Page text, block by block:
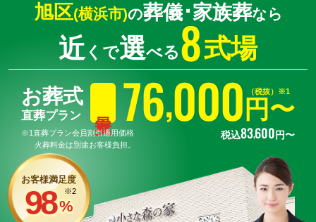
旭区(横浜市)の葬儀･家族葬なら
近 くで選べる8式場
お葬式
直葬プラン 76,000 円〜
（税抜）※1
税込83,600 円〜
※1直葬プラン会員割引適用価格
火葬料金は別途お客様負担。
お客様満足度
98%
※2